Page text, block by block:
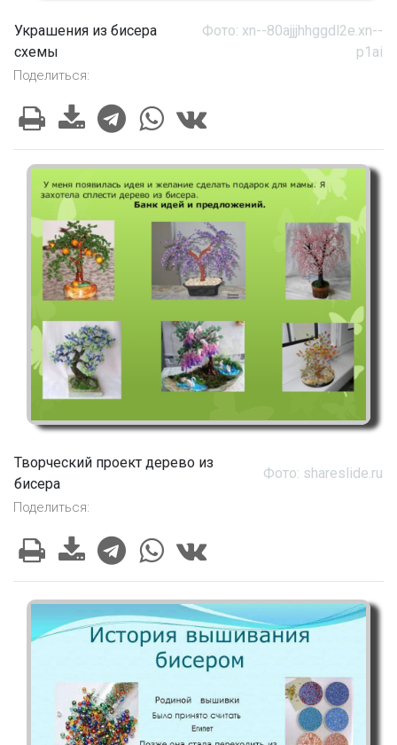
Украшения из бисера
схемы
Фото: xn--80ajjjhhggdl2e.xn--
p1ai
Поделиться:
Творческий проект дерево из
бисера
Фото: shareslide.ru
Поделиться: